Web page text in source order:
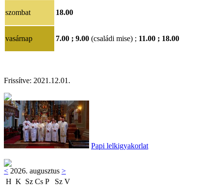
szombat 18.00
vasárnap 7.00 ; 9.00 (családi mise) ; 11.00 ; 18.00
Frissítve: 2021.12.01.
Papi lelkigyakorlat
< 2026. augusztus >
H K Sz Cs P Sz V